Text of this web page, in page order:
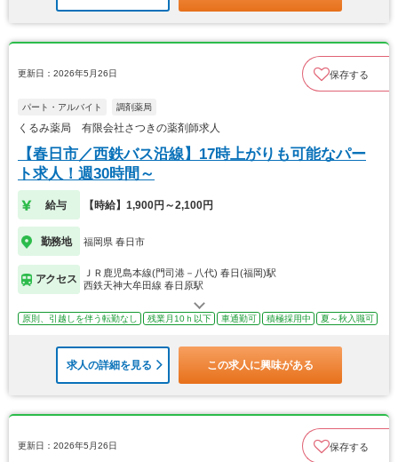
更新日：2026年5月26日 保存する
パート・アルバイト 調剤薬局
くるみ薬局 有限会社さつきの薬剤師求人
【春日市／西鉄バス沿線】17時上がりも可能なパー
ト求人！週30時間～
給与 【時給】1,900円～2,100円
勤務地 福岡県 春日市
アクセス
ＪＲ鹿児島本線(門司港－八代) 春日(福岡)駅
西鉄天神大牟田線 春日原駅
原則、引越しを伴う転勤なし 残業月10ｈ以下 車通勤可 積極採用中 夏～秋入職可
求人の詳細を見る この求人に興味がある
更新日：2026年5月26日 保存する